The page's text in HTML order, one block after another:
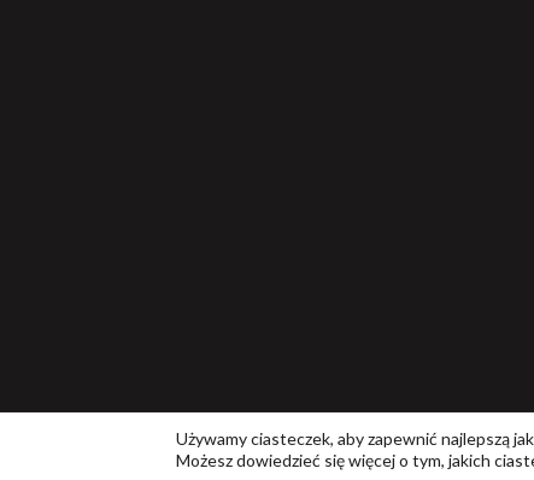
Używamy ciasteczek, aby zapewnić najlepszą
Możesz dowiedzieć się więcej o tym, jakich